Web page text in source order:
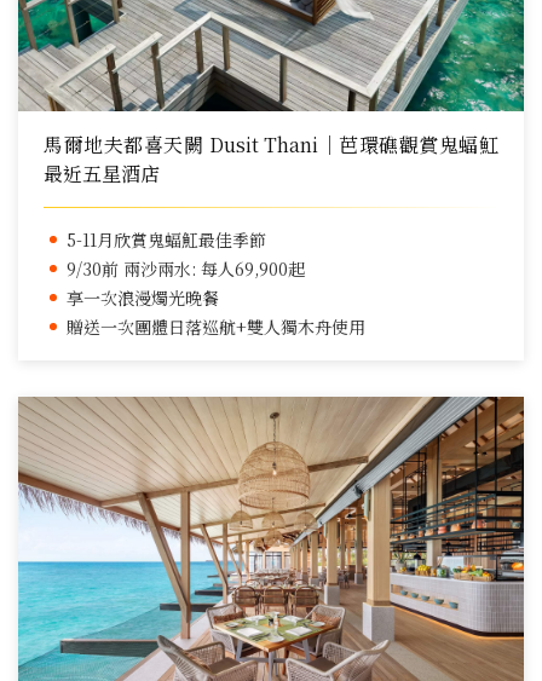
馬爾地夫都喜天闕 Dusit Thani｜芭環礁觀賞鬼蝠魟
最近五星酒店
5-11月欣賞鬼蝠魟最佳季節
9/30前 兩沙兩水: 每人69,900起
享一次浪漫燭光晚餐
贈送一次團體日落巡航+雙人獨木舟使用